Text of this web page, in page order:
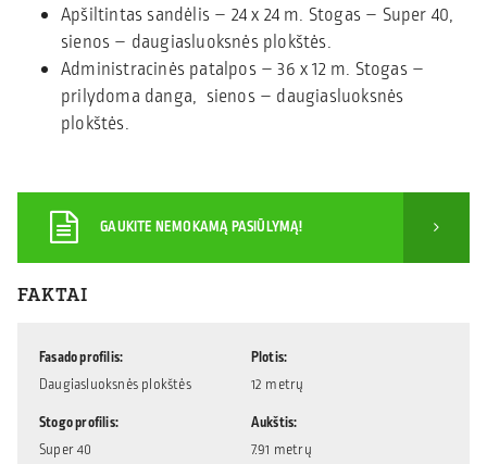
Apšiltintas sandėlis – 24 x 24 m. Stogas – Super 40,
sienos – daugiasluoksnės plokštės.
Administracinės patalpos – 36 x 12 m. Stogas –
prilydoma danga, sienos – daugiasluoksnės
plokštės.
GAUKITE NEMOKAMĄ PASIŪLYMĄ!
FAKTAI
Fasado profilis
Daugiasluoksnės plokštės
Stogo profilis
Super 40
Plotis
12 metrų
Aukštis
7.91 metrų